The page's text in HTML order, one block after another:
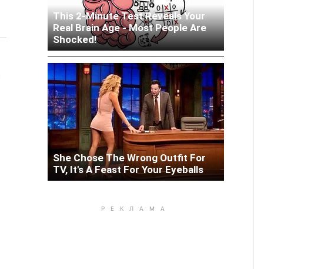
This 2-Minute Test Reveals Your
Real Brain Age - Most People Are
Shocked!
Woman Lives In Garage - Don't
Judge Until You Peek Inside
She Chose The Wrong Outfit For
TV, It's A Feast For Your Eyeballs